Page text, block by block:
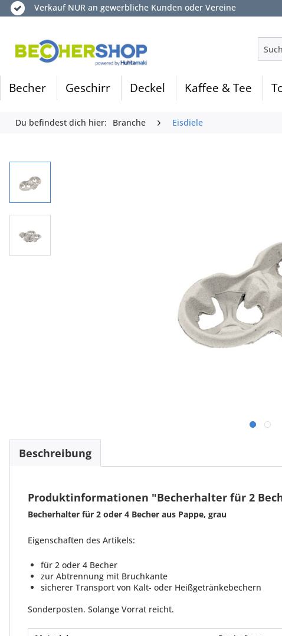
Verkauf NUR an gewerbliche Kunden oder Vereine
Becher Geschirr Deckel Kaffee & Tee
Du befindest dich hier: Branche Eisdiele
Beschreibung
Produktinformationen "Becherhalter für 2
Becherhalter für 2 oder 4 Becher aus Pappe, grau
Eigenschaften des Artikels:
für 2 oder 4 Becher
zur Abtrennung mit Bruchkante
sicherer Transport von Kalt- oder Heißgetränkebechern
Sonderposten. Solange Vorrat reicht.